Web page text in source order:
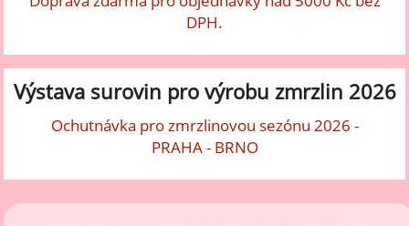
DPH.
Výstava surovin pro výrobu zmrzlin 2026
Ochutnávka pro zmrzlinovou sezónu 2026 -
PRAHA - BRNO